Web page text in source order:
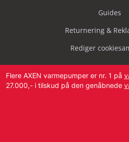
Guides
Returnering &
Rediger
Flere AXEN varmepumper er nr. 1 på
27.000,- i tilskud på den genåbnede